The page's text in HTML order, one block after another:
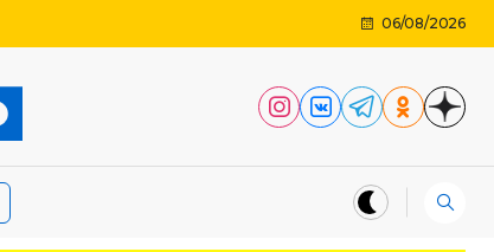
06/08/2026